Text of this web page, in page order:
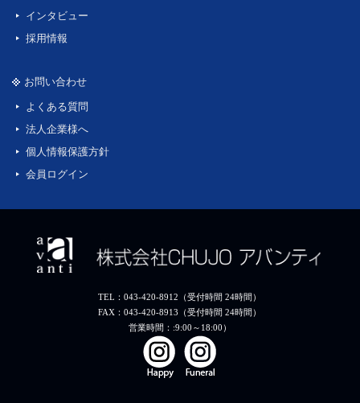
インタビュー
採用情報
お問い合わせ
よくある質問
法人企業様へ
個人情報保護方針
会員ログイン
TEL：043-420-8912（受付時間 24時間）
FAX：043-420-8913（受付時間 24時間）
営業時間：:9:00～18:00）